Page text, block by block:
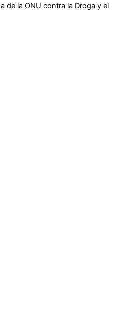
de la ONU contra la Droga y el